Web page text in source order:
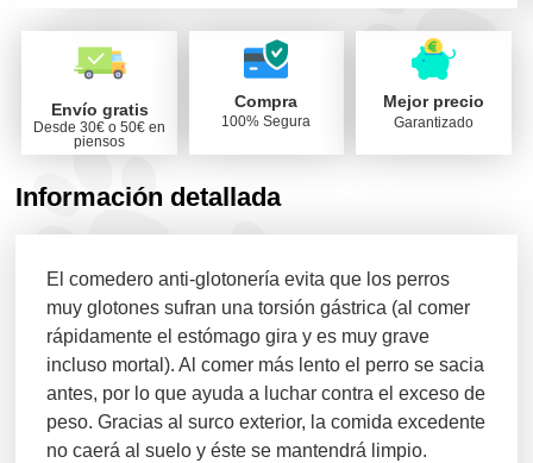
Envío gratis
Desde 30€ o 50€ en
piensos
Compra
100% Segura
Mejor precio
Garantizado
Información detallada
El comedero anti-glotonería evita que los perros
muy glotones sufran una torsión gástrica (al comer
rápidamente el estómago gira y es muy grave
incluso mortal). Al comer más lento el perro se sacia
antes, por lo que ayuda a luchar contra el exceso de
peso. Gracias al surco exterior, la comida excedente
no caerá al suelo y éste se mantendrá limpio.